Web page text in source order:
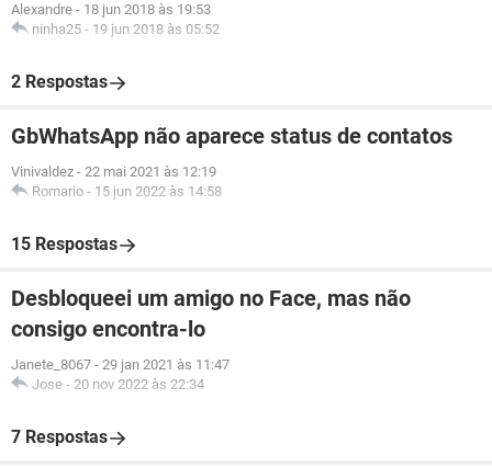
Alexandre - 18 jun 2018 às 19:53
ninha25 - 19 jun 2018 às 05:52
2 Respostas
GbWhatsApp não aparece status de contatos
Vinivaldez - 22 mai 2021 às 12:19
Romario - 15 jun 2022 às 14:58
15 Respostas
Desbloqueei um amigo no Face, mas não
consigo encontra-lo
Janete_8067 - 29 jan 2021 às 11:47
Jose - 20 nov 2022 às 22:34
7 Respostas